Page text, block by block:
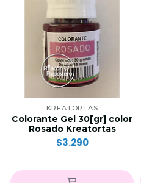
KREATORTAS
Colorante Gel 30[gr] color
Rosado Kreatortas
$3.290